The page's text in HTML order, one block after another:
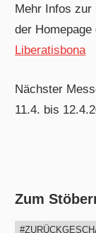
Mehr Infos zur
der
Liberatisbona
Nächster
11.4. bis
Zum